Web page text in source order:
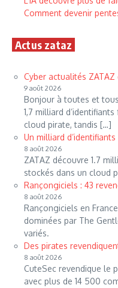
Comment devenir
Actus zataz
Cyber actualités
9 août 2026
Bonjour à toutes et
1,7 milliard
cloud pirate, tandis […]
Un milliard
8 août 2026
ZATAZ découvre 1.7
stockés dans un cloud
Rançongiciels : 43
8 août 2026
Rançongiciels en
dominées par The
variés.
Des pirates
8 août 2026
CuteSec revendique le
avec plus de 14 500